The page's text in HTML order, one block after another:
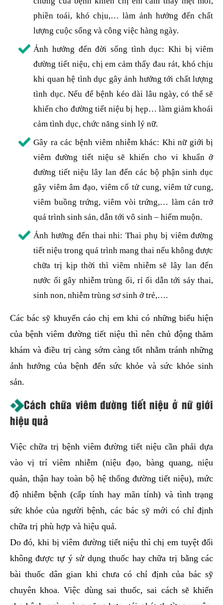
phiền toái, khó chịu,… làm ảnh hưởng đến chất
lượng cuộc sống và công việc hàng ngày.
Ảnh hưởng đến đời sống tình dục: Khi bị viêm
đường tiết niệu, chị em cảm thấy đau rát, khó chịu
khi quan hệ tình dục gây ảnh hưởng tới chất lượng
tình dục. Nếu để bệnh kéo dài lâu ngày, có thể sẽ
khiến cho đường tiết niệu bị hẹp… làm giảm khoái
cảm tình dục, chức năng sinh lý nữ.
Gây ra các bệnh viêm nhiễm khác: Khi nữ giới bị
viêm đường tiết niệu sẽ khiến cho vi khuẩn ở
đường tiết niệu lây lan đến các bộ phận sinh dục
gây viêm âm đạo, viêm cổ tử cung, viêm tử cung,
viêm buồng trứng, viêm vòi trứng,… làm cản trở
quá trình sinh sản, dẫn tới vô sinh – hiếm muộn.
Ảnh hưởng đến thai nhi: Thai phụ bị viêm đường
tiết niệu trong quá trình mang thai nếu không được
chữa trị kịp thời thì viêm nhiễm sẽ lây lan đến
nước ối gây nhiễm trùng ối, rỉ ối dẫn tới sảy thai,
sinh non, nhiễm trùng sơ sinh ở trẻ,….
Các bác sỹ khuyến cáo chị em khi có những biểu hiện
của bệnh viêm đường tiết niệu thì nên chủ động thăm
khám và điều trị càng sớm càng tốt nhằm tránh những
ảnh hưởng của bệnh đến sức khỏe và sức khỏe sinh
sản.
Cách chữa viêm đường tiết niệu ở nữ giới
hiệu quả
Việc chữa trị bệnh viêm đường tiết niệu cần phải dựa
vào vị trí viêm nhiễm (niệu đạo, bàng quang, niệu
quản, thận hay toàn bộ hệ thống đường tiết niệu), mức
độ nhiễm bệnh (cấp tính hay mãn tính) và tình trạng
sức khỏe của người bệnh, các bác sỹ mới có chỉ định
chữa trị phù hợp và hiệu quả.
Do đó, khi bị viêm đường tiết niệu thì chị em tuyệt đối
không được tự ý sử dụng thuốc hay chữa trị bằng các
bài thuốc dân gian khi chưa có chỉ định của bác sỹ
chuyên khoa. Việc dùng sai thuốc, sai cách sẽ khiến